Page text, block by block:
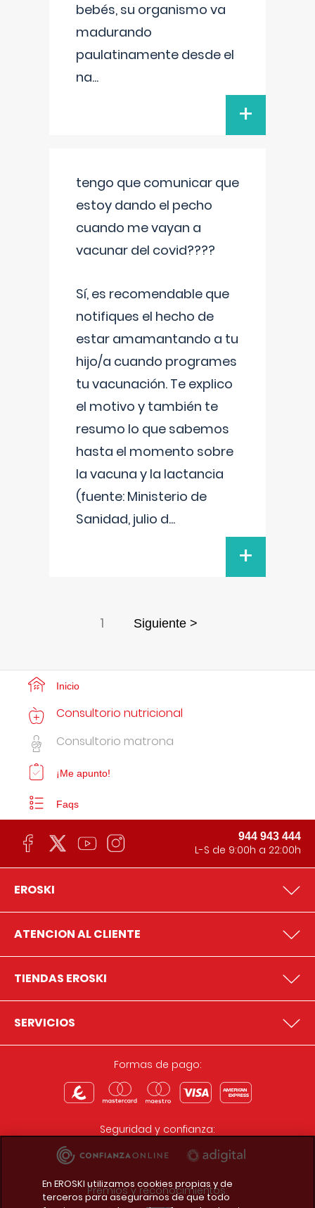
bebés, su organismo va
madurando
paulatinamente desde el
na...
+
tengo que comunicar que
estoy dando el pecho
cuando me vayan a
vacunar del covid????
Sí, es recomendable que
notifiques el hecho de
estar amamantando a tu
hijo/a cuando programes
tu vacunación. Te explico
el motivo y también te
resumo lo que sabemos
hasta el momento sobre
la vacuna y la lactancia
(fuente: Ministerio de
Sanidad, julio d...
+
1 Siguiente >
Inicio
Consultorio nutricional
Consultorio matrona
¡Me apunto!
Faqs
944 943 444
L-S de 9:00h a 22:00h
EROSKI
ATENCION AL CLIENTE
TIENDAS EROSKI
SERVICIOS
Formas de pago:
Seguridad y confianza:
Premios y reconocimientos:
En EROSKI utilizamos cookies propias y de
terceros para asegurarnos de que todo